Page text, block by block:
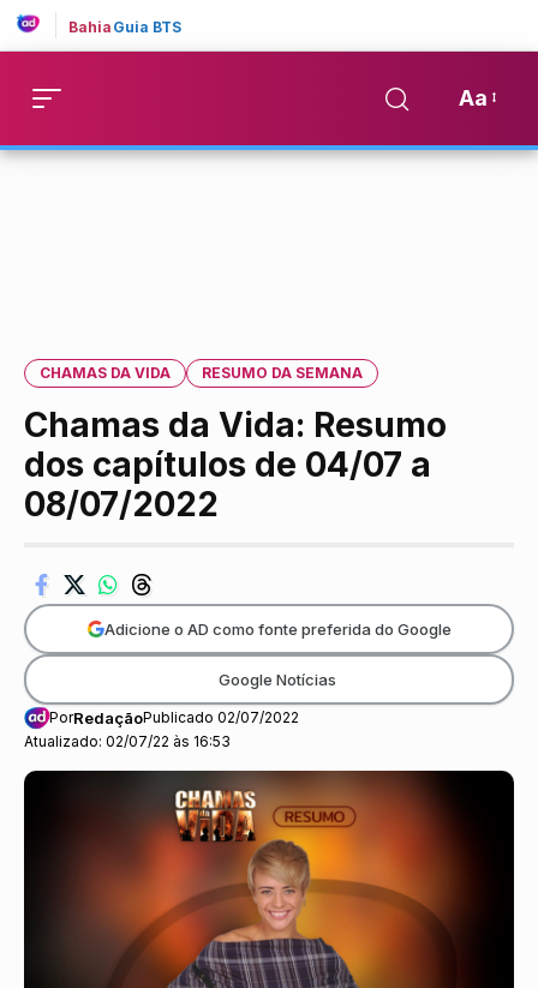
Bahia Guia BTS
Aa
CHAMAS DA VIDA RESUMO DA SEMANA
Chamas da Vida: Resumo
dos capítulos de 04/07 a
08/07/2022
Atualizado: 02/07/22 às 16:53
PorRedaçãoPublicado 02/07/2022
Adicione o AD como fonte preferida do Google
Google Notícias